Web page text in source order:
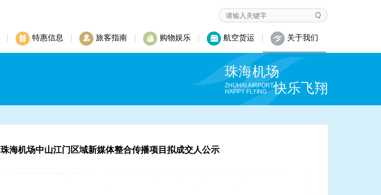
特惠信息 旅客指南 购物娱乐 航空货运 关于我们
珠海机场
ZHUHAI AIRPORT
HAPPY FLYING
快乐飞翔
珠海机场中山江门区域新媒体整合传播项目拟成交人公示